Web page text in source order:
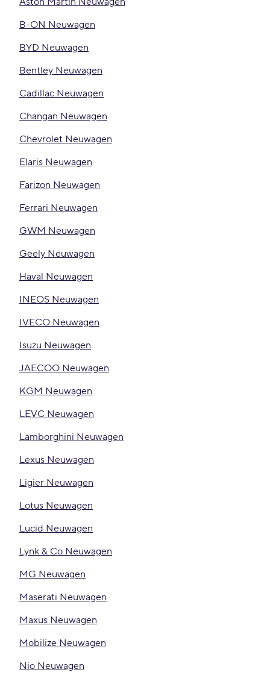
B-ON Neuwagen
BYD Neuwagen
Bentley Neuwagen
Cadillac Neuwagen
Changan Neuwagen
Chevrolet Neuwagen
Elaris Neuwagen
Farizon Neuwagen
Ferrari Neuwagen
GWM Neuwagen
Geely Neuwagen
Haval Neuwagen
INEOS Neuwagen
IVECO Neuwagen
Isuzu Neuwagen
JAECOO Neuwagen
KGM Neuwagen
LEVC Neuwagen
Lamborghini Neuwagen
Lexus Neuwagen
Ligier Neuwagen
Lotus Neuwagen
Lucid Neuwagen
Lynk & Co Neuwagen
MG Neuwagen
Maserati Neuwagen
Maxus Neuwagen
Mobilize Neuwagen
Nio Neuwagen